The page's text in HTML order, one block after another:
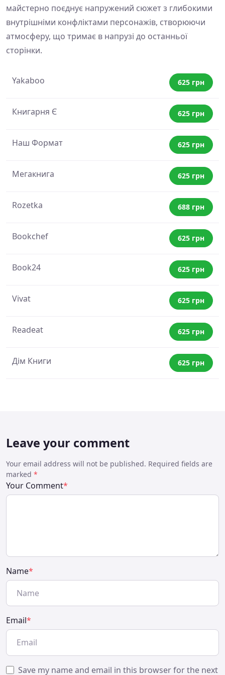
майстерно поєднує напружений сюжет з глибокими
внутрішніми конфліктами персонажів, створюючи
атмосферу, що тримає в напрузі до останньої
сторінки.
Yakaboo 625 грн
Книгарня Є 625 грн
Наш Формат 625 грн
Мегакнига 625 грн
Rozetka 688 грн
Bookchef 625 грн
Book24 625 грн
Vivat 625 грн
Readeat 625 грн
Дім Книги 625 грн
Leave your comment
Your email address will not be published. Required fields are
marked *
Your Comment*
Name*
Email*
Save my name and email in this browser for the next